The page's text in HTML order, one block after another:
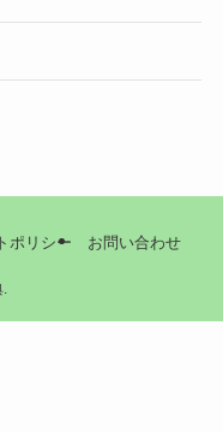
ポリシー お問い合わせ
.